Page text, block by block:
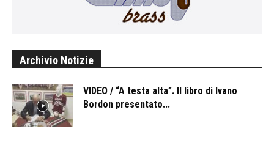
Archivio Notizie
VIDEO / “A testa alta”. Il libro di Ivano
Bordon presentato...